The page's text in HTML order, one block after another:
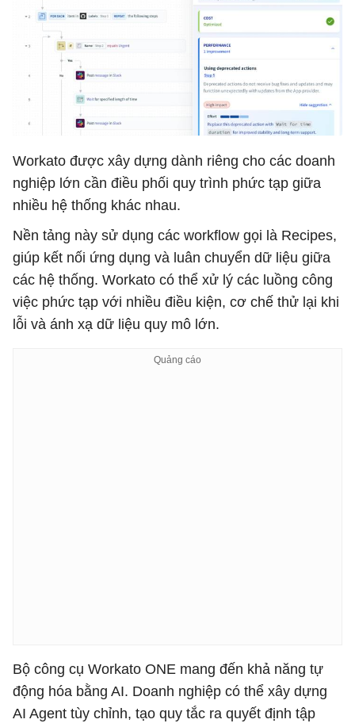
Workato được xây dựng dành riêng cho các doanh
nghiệp lớn cần điều phối quy trình phức tạp giữa
nhiều hệ thống khác nhau.
Nền tảng này sử dụng các workflow gọi là Recipes,
giúp kết nối ứng dụng và luân chuyển dữ liệu giữa
các hệ thống. Workato có thể xử lý các luồng công
việc phức tạp với nhiều điều kiện, cơ chế thử lại khi
lỗi và ánh xạ dữ liệu quy mô lớn.
Bộ công cụ Workato ONE mang đến khả năng tự
động hóa bằng AI. Doanh nghiệp có thể xây dựng
AI Agent tùy chỉnh, tạo quy tắc ra quyết định tập